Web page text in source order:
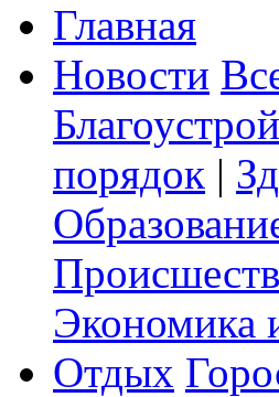
Главная
Новости
порядок |
Экономика
Отдых